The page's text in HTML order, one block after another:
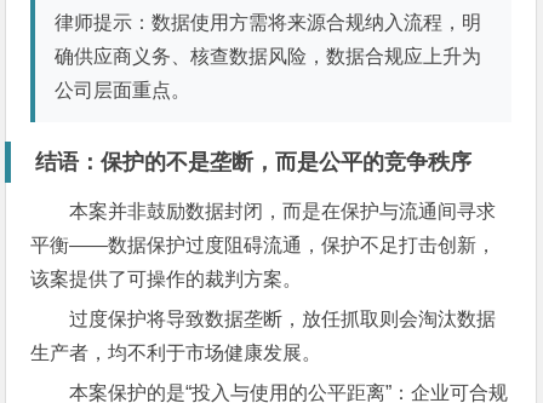
律师提示：数据使用方需将来源合规纳入流程，明
确供应商义务、核查数据风险，数据合规应上升为
公司层面重点。
结语：保护的不是垄断，而是公平的竞争秩序
本案并非鼓励数据封闭，而是在保护与流通间寻求
平衡——数据保护过度阻碍流通，保护不足打击创新，
该案提供了可操作的裁判方案。
过度保护将导致数据垄断，放任抓取则会淘汰数据
生产者，均不利于市场健康发展。
本案保护的是“投入与使用的公平距离”：企业可合规